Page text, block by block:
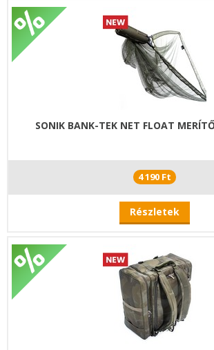
SONIK BANK-TEK NET FLOAT
4 190 Ft
Részletek